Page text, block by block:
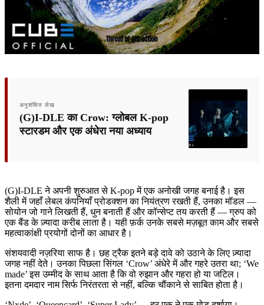
अनुशंसित लेख
(G)I-DLE का Crow: ग्लोबल K-pop
स्टारडम और एक अंधेरा नया अध्याय
(G)I-DLE ने अपनी शुरुआत से K-pop में एक अनोखी जगह बनाई है। इस
शैली में जहाँ लेबल कंपनियाँ प्रोडक्शन का नियंत्रण रखती हैं, उनका मॉडल —
सोयोन जो गाने लिखती हैं, धुन बनाती हैं और कॉन्सेप्ट तय करती हैं — ग्रुप को
एक बैंड के ज़्यादा करीब लाता है। यही फ़र्क उनके सबसे मज़बूत काम और सबसे
महत्वाकांक्षी प्रयोगों दोनों का आधार है।
संशयवादी नज़रिया साफ है। छह ट्रैक इतने बड़े दावे को उठाने के लिए ज़्यादा
जगह नहीं देते। उनका पिछला सिंगल ‘Crow’ अंधेरे में और गहरे उतरा था; ‘We
made’ इस उम्मीद के साथ आता है कि वो रुझान और गहरा हो या जटिल।
इतना दमदार नाम सिर्फ निरंतरता से नहीं, बल्कि चौंकाने से साबित होता है।